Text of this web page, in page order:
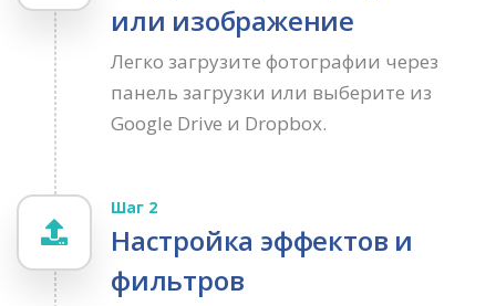
или изображение
Легко загрузите фотографии через
панель загрузки или выберите из
Google Drive и Dropbox.
Шаг 2
Настройка эффектов и
фильтров